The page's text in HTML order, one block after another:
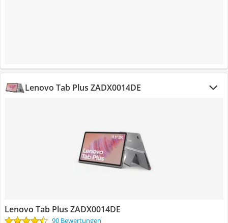
Lenovo Tab Plus ZADX0014DE
Lenovo Tab Plus ZADX0014DE
90 Bewertungen